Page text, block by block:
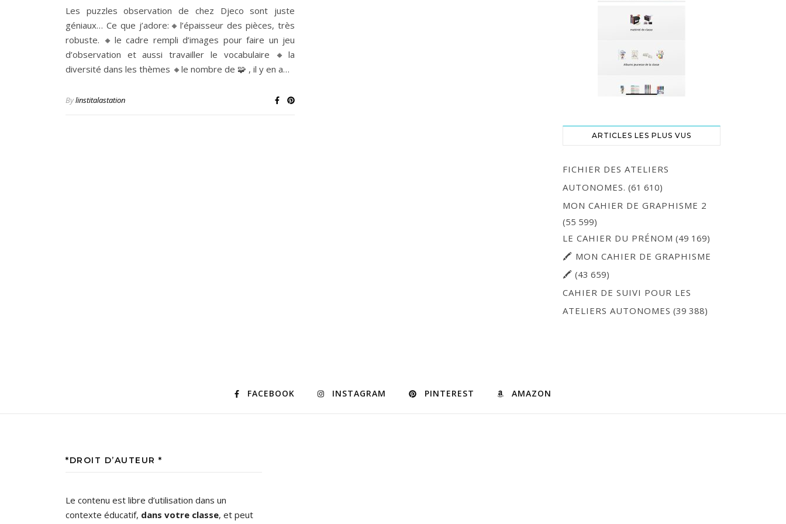
Les puzzles observation de chez Djeco sont juste
géniaux… Ce que j’adore:🔸l’épaisseur des pièces, très
robuste. 🔸le cadre rempli d’images pour faire un jeu
d’observation et aussi travailler le vocabulaire 🔸la
diversité dans les thèmes 🔸le nombre de 🧩 , il y en a…
Bylinstitalastation
ARTICLES LES PLUS VUS
FICHIER DES ATELIERS
AUTONOMES. (61 610)
MON CAHIER DE GRAPHISME 2
(55 599)
LE CAHIER DU PRÉNOM (49 169)
🖍 MON CAHIER DE GRAPHISME
🖍 (43 659)
CAHIER DE SUIVI POUR LES
ATELIERS AUTONOMES (39 388)
FACEBOOK INSTAGRAM PINTEREST AMAZON
*DROIT D’AUTEUR *
Le contenu est libre d’utilisation dans un
contexte éducatif, dans votre classe, et peut